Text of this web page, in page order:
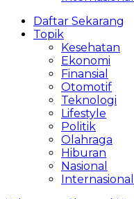
Daftar Sekarang
Topik
Kesehatan
Ekonomi
Finansial
Otomotif
Teknologi
Lifestyle
Politik
Olahraga
Hiburan
Nasional
Internasional